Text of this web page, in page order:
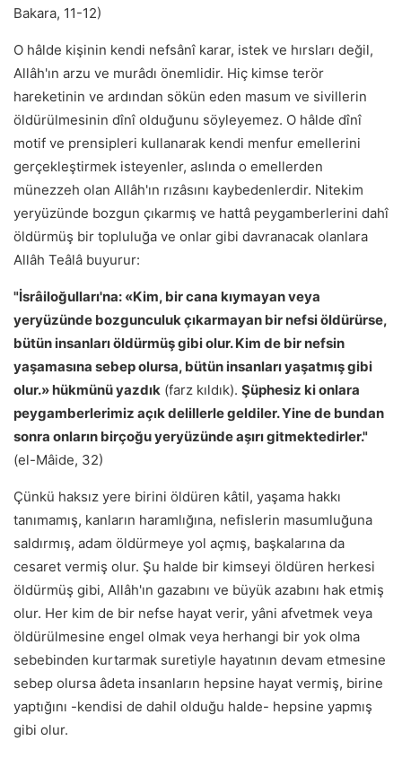
Bakara, 11-12)
O hâlde kişinin kendi nefsânî karar, istek ve hırsları değil,
Allâh'ın arzu ve murâdı önemlidir. Hiç kimse terör
hareketinin ve ardından sökün eden masum ve sivillerin
öldürülmesinin dînî olduğunu söyleyemez. O hâlde dînî
motif ve prensipleri kullanarak kendi menfur emellerini
gerçekleştirmek isteyenler, aslında o emellerden
münezzeh olan Allâh'ın rızâsını kaybedenlerdir. Nitekim
yeryüzünde bozgun çıkarmış ve hattâ peygamberlerini dahî
öldürmüş bir topluluğa ve onlar gibi davranacak olanlara
Allâh Teâlâ buyurur:
"İsrâiloğulları'na: «Kim, bir cana kıymayan veya
yeryüzünde bozgunculuk çıkarmayan bir nefsi öldürürse,
bütün insanları öldürmüş gibi olur. Kim de bir nefsin
yaşamasına sebep olursa, bütün insanları yaşatmış gibi
olur.» hükmünü yazdık (farz kıldık). Şüphesiz ki onlara
peygamberlerimiz açık delillerle geldiler. Yine de bundan
sonra onların birçoğu yeryüzünde aşırı gitmektedirler."
(el-Mâide, 32)
Çünkü haksız yere birini öldüren kâtil, yaşama hakkı
tanımamış, kanların haramlığına, nefislerin masumluğuna
saldırmış, adam öldürmeye yol açmış, başkalarına da
cesaret vermiş olur. Şu halde bir kimseyi öldüren herkesi
öldürmüş gibi, Allâh'ın gazabını ve büyük azabını hak etmiş
olur. Her kim de bir nefse hayat verir, yâni afvetmek veya
öldürülmesine engel olmak veya herhangi bir yok olma
sebebinden kurtarmak suretiyle hayatının devam etmesine
sebep olursa âdeta insanların hepsine hayat vermiş, birine
yaptığını -kendisi de dahil olduğu halde- hepsine yapmış
gibi olur.